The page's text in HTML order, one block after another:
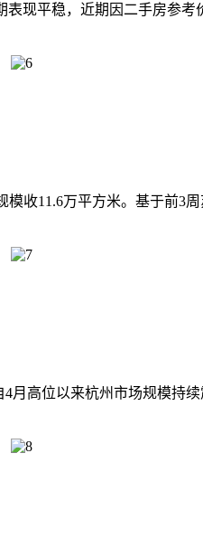
现平稳，近期因二手房参
11.6万平方米。基于前3
高位以来杭州市场规模持